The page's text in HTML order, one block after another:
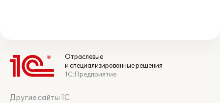
Отраслевые
и специализированные решения
1С:Предприятие
Другие сайты 1С